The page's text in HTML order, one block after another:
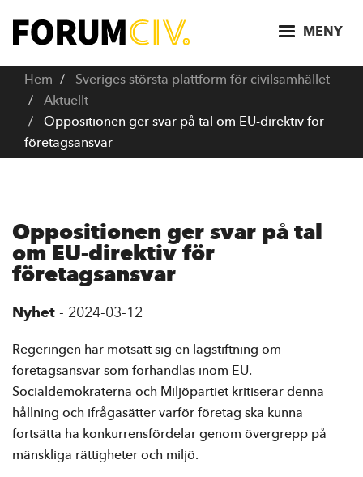
l
MENY
Hem
Sveriges största plattform för civilsamhället
Aktuellt
Oppositionen ger svar på tal om EU-direktiv för
företagsansvar
Oppositionen ger svar på tal
om EU-direktiv för
företagsansvar
Nyhet - 2024-03-12
Regeringen har motsatt sig en lagstiftning om
företagsansvar som förhandlas inom EU.
Socialdemokraterna och Miljöpartiet kritiserar denna
hållning och ifrågasätter varför företag ska kunna
fortsätta ha konkurrensfördelar genom övergrepp på
mänskliga rättigheter och miljö.